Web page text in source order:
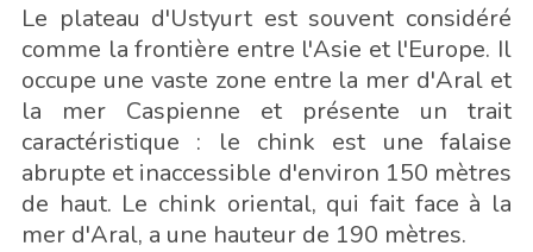
Le plateau d'Ustyurt est souvent considéré
comme la frontière entre l'Asie et l'Europe. Il
occupe une vaste zone entre la mer d'Aral et
la mer Caspienne et présente un trait
caractéristique : le chink est une falaise
abrupte et inaccessible d'environ 150 mètres
de haut. Le chink oriental, qui fait face à la
mer d'Aral, a une hauteur de 190 mètres.